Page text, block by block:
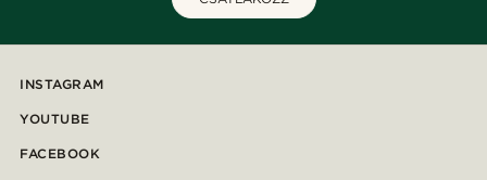
INSTAGRAM
YOUTUBE
FACEBOOK